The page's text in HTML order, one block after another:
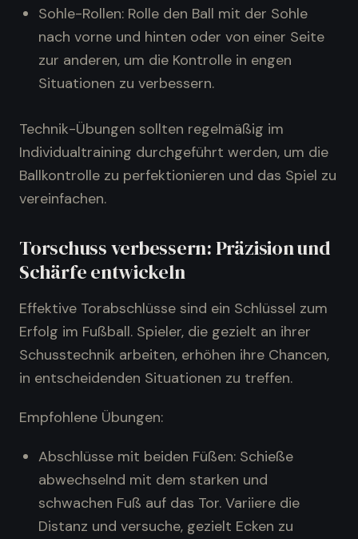
Sohle-Rollen: Rolle den Ball mit der Sohle
nach vorne und hinten oder von einer Seite
zur anderen, um die Kontrolle in engen
Situationen zu verbessern.
Technik-Übungen sollten regelmäßig im
Individualtraining durchgeführt werden, um die
Ballkontrolle zu perfektionieren und das Spiel zu
vereinfachen.
Torschuss verbessern: Präzision und
Schärfe entwickeln
Effektive Torabschlüsse sind ein Schlüssel zum
Erfolg im Fußball. Spieler, die gezielt an ihrer
Schusstechnik arbeiten, erhöhen ihre Chancen,
in entscheidenden Situationen zu treffen.
Empfohlene Übungen:
Abschlüsse mit beiden Füßen: Schieße
abwechselnd mit dem starken und
schwachen Fuß auf das Tor. Variiere die
Distanz und versuche, gezielt Ecken zu